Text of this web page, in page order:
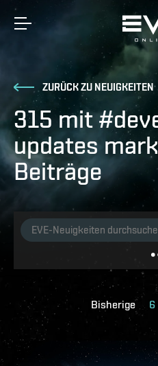
ZURÜCK ZU NEUIGKEITEN
315 mit
updates
Beiträge
Bisherige 6